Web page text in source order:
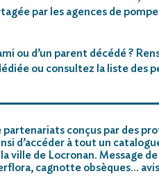
par les agences de
ou d’un parent décédé ?
ou consultez la liste des
conçus par des
d’accéder à tout un
ville de Locronan. Message
cagnotte obsèques…